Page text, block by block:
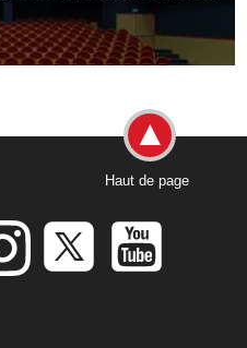
Haut de page